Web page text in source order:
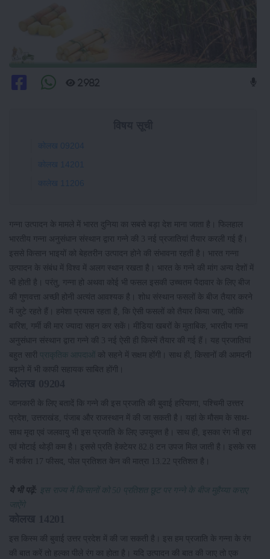
2982
कोलख 09204
कोलख 14201
कालेख 11206
गन्ना उत्पादन के मामले में भारत दुनिया का सबसे बड़ा देश माना जाता है। फिलहाल
भारतीय गन्ना अनुसंधान संस्थान द्वारा गन्ने की 3 नई प्रजातियां तैयार करली गई हैं।
इससे किसान भाइयों को बेहतरीन उत्पादन होने की संभावना रहती है। भारत गन्ना
उत्पादन के संबंध में विश्व में अलग स्थान रखता है। भारत के गन्ने की मांग अन्य देशों में
भी होती है। परंतु, गन्ना हो अथवा कोई भी फसल इसकी उच्चतम पैदावार के लिए बीज
की गुणवत्ता अच्छी होनी अत्यंत आवश्यक है। शोध संस्थान फसलों के बीज तैयार करने
में जुटे रहते हैं। हमेशा प्रयास रहता है, कि ऐसी फसलों को तैयार किया जाए, जोकि
बारिश, गर्मी की मार ज्यादा सहन कर सकें। मीडिया खबरों के मुताबिक, भारतीय गन्ना
अनुसंधान संस्थान द्वारा गन्ने की 3 नई ऐसी ही किस्में तैयार की गई हैं। यह प्रजातियां
बहुत सारी
प्राकृतिक आपदाओं
को सहने में सक्षम होंगी। साथ ही, किसानों की आमदनी
बढ़ाने में भी काफी सहायक साबित होंगी।
जानकारी के लिए बतादें कि गन्ने की इस प्रजाति की बुवाई हरियाणा, पश्चिमी उत्त्तर
प्रदेश, उत्तराखंड, पंजाब और राजस्थान में की जा सकती है। यहां के मौसम के साथ-
साथ मृदा एवं जलवायु भी इस प्रजाति के लिए उपयुक्त है। साथ ही, इसका रंग भी हरा
एवं मोटाई थोड़ी कम है। इससे प्रति हेक्टेयर 82.8 टन उपज मिल जाती है। इसके रस
में शर्करा 17 फीसद, पोल प्रतिशत केन की मात्रा 13.22 प्रतिशत है।
ये भी पढ़ें: इस राज्य में किसानों को 50 प्रतिशत छूट पर गन्ने के बीज मुहैय्या कराए
जाऐंगे
इस किस्म की बुवाई उत्तर प्रदेश में की जा सकती है। इस हम प्रजाति के गन्ना के रंग
की बात करें तो हल्का पीले रंग का होता है। यदि उत्पादन की बात की जाए तो एक